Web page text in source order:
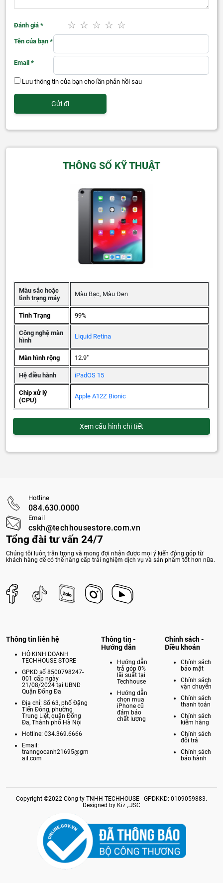
Đánh giá *
Tên của bạn *
Email *
Lưu thông tin của bạn cho lần phản hồi sau
THÔNG SỐ KỸ THUẬT
Màu sắc hoặc
tình trạng máy
Màu Bạc, Màu Đen
Tình Trạng 99%
Công nghệ màn
hình
Liquid Retina
Màn hình rộng 12.9"
Hệ điều hành iPadOS 15
Chip xử lý
(CPU)
Apple A12Z Bionic
Xem cấu hình chi tiết
Tổng đài tư vấn 24/7
Chúng tôi luôn trân trọng và mong đợi nhận được mọi ý kiến đóng góp từ
khách hàng để có thể nâng cấp trải nghiệm dịch vụ và sản phẩm tốt hơn nữa.
Hotline
084.630.0000
Email
cskh@techhousestore.com.vn
Thông tin liên hệ
HỘ KINH DOANH
TECHHOUSE STORE
GPKD số 8500798247-
001 cấp ngày
21/08/2024 tại UBND
Quận Đống Đa
Địa chỉ: Số 63, phố Đặng
Tiến Đông, phường
Trung Liệt, quận Đống
Đa, Thành phố Hà Nội
Hotline: 034.369.6666
Email:
tranngocanh21695@gm
ail.com
Thông tin -
Hướng dẫn
Hướng dẫn
trả góp 0%
lãi suất tại
Techhouse
Hướng dẫn
chọn mua
iPhone cũ
đảm bảo
chất lượng
Chính sách -
Điều khoản
Chính sách
bảo mật
Chính sách
vận chuyển
Chính sách
thanh toán
Chính sách
kiểm hàng
Chính sách
đổi trả
Chính sách
bảo hành
Copyright ©2022 Công ty TNHH TECHHOUSE - GPDKKD: 0109059883.
Designed by Kiz ,.JSC